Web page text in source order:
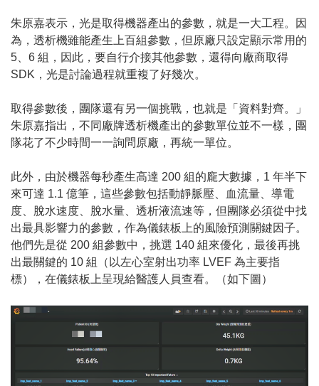
朱原嘉表示，光是取得機器產出的參數，就是一大工程。因
為，透析機雖能產生上百組參數，但原廠只設定顯示常用的
5、6 組，因此，要自行介接其他參數，還得向廠商取得
SDK，光是討論過程就重複了好幾次。
取得參數後，團隊還有另一個挑戰，也就是「資料對齊。」
朱原嘉指出，不同廠牌透析機產出的參數單位並不一樣，團
隊花了不少時間一一詢問原廠，再統一單位。
此外，由於機器每秒產生高達 200 組的龐大數據，1 年半下
來可達 1.1 億筆，這些參數包括動靜脈壓、血流量、導電
度、脫水速度、脫水量、透析液流速等，但團隊必須從中找
出最具影響力的參數，作為儀錶板上的風險預測關鍵因子。
他們先是從 200 組參數中，挑選 140 組來優化，最後再挑
出最關鍵的 10 組（以左心室射出功率 LVEF 為主要指
標），在儀錶板上呈現給醫護人員查看。（如下圖）